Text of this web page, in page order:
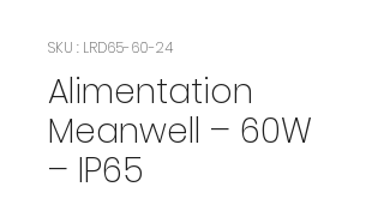
SKU : LRD65-60-24
Alimentation
Meanwell – 60W
– IP65